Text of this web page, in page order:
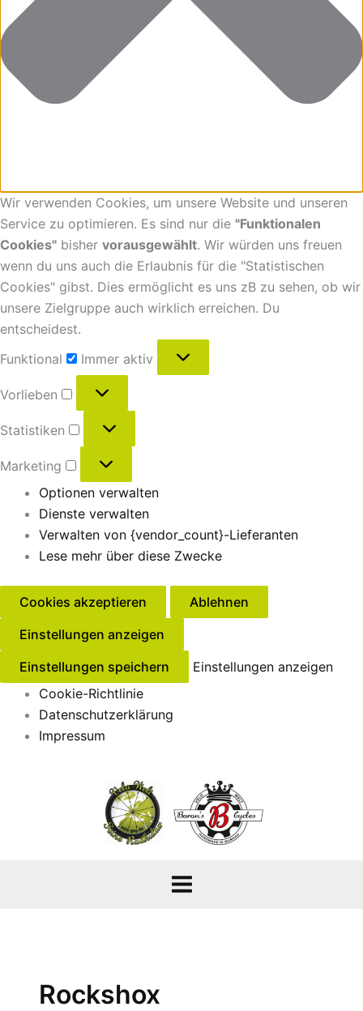
Wir verwenden Cookies, um unsere Website und unseren
Service zu optimieren. Es sind nur die "Funktionalen
Cookies" bisher vorausgewählt. Wir würden uns freuen
wenn du uns auch die Erlaubnis für die "Statistischen
Cookies" gibst. Dies ermöglicht es uns zB zu sehen, ob wir
unsere Zielgruppe auch wirklich erreichen. Du
entscheidest.
Funktional
Immer aktiv
Vorlieben
Statistiken
Marketing
Optionen verwalten
Dienste verwalten
Verwalten von {vendor_count}-Lieferanten
Lese mehr über diese Zwecke
Cookies akzeptieren
Ablehnen
Einstellungen anzeigen
Einstellungen speichern
Einstellungen anzeigen
Cookie-Richtlinie
Datenschutzerklärung
Impressum
Rockshox